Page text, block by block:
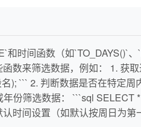
和时间函数（如`TO_DAYS()`
数来筛选数据，例如： 1. 获
); ``` 2. 判断数据是否在特定
份筛选数据： ```sql
时间设置（如默认按周日为